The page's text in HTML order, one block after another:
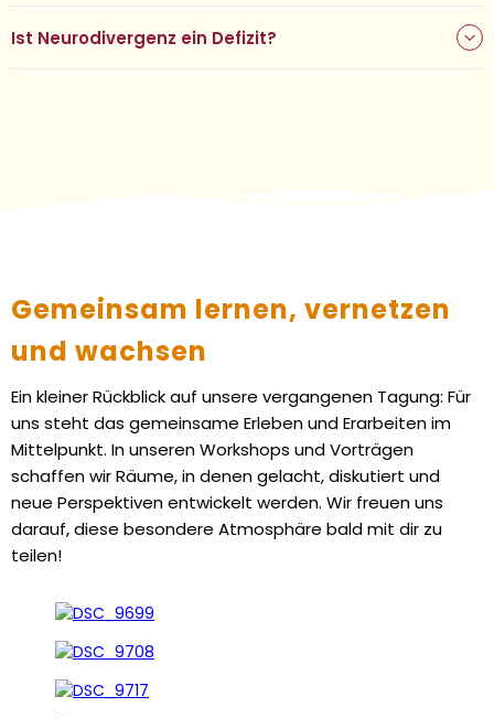
Ist Neurodivergenz ein Defizit?
Gemeinsam lernen, vernetzen
und wachsen
Ein kleiner Rückblick auf unsere vergangenen Tagung: Für
uns steht das gemeinsame Erleben und Erarbeiten im
Mittelpunkt. In unseren Workshops und Vorträgen
schaffen wir Räume, in denen gelacht, diskutiert und
neue Perspektiven entwickelt werden. Wir freuen uns
darauf, diese besondere Atmosphäre bald mit dir zu
teilen!